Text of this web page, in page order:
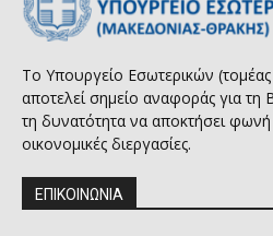
Το Υπουργείο Εσωτερικών
αποτελεί σημείο αναφοράς για τη
τη δυνατότητα να αποκτήσει φωνή
οικονομικές διεργασίες.
ΕΠΙΚΟΙΝΩΝΙΑ